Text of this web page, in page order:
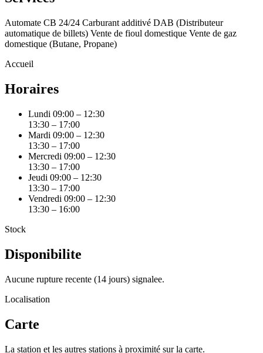
Automate CB 24/24 Carburant additivé DAB (Distributeur
automatique de billets) Vente de fioul domestique Vente de gaz
domestique (Butane, Propane)
Accueil
Horaires
Lundi 09:00 – 12:30
13:30 – 17:00
Mardi 09:00 – 12:30
13:30 – 17:00
Mercredi 09:00 – 12:30
13:30 – 17:00
Jeudi 09:00 – 12:30
13:30 – 17:00
Vendredi 09:00 – 12:30
13:30 – 16:00
Stock
Disponibilite
Aucune rupture recente (14 jours) signalee.
Localisation
Carte
La station et les autres stations à proximité sur la carte.